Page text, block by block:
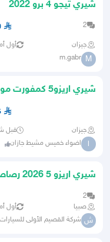
شيري تيجو 4 برو 2022
2
جيزان أول
M
m.gabr
شيري اريزو5 كمفورت موديل 2026
جيزان قبل
ا اضواء خميس مشيط جازان
شيري اريزو 5 2026 رصاصي ابيض فضي
2
صبيا
أول
ش شركة القصيم الأولى للسيارات